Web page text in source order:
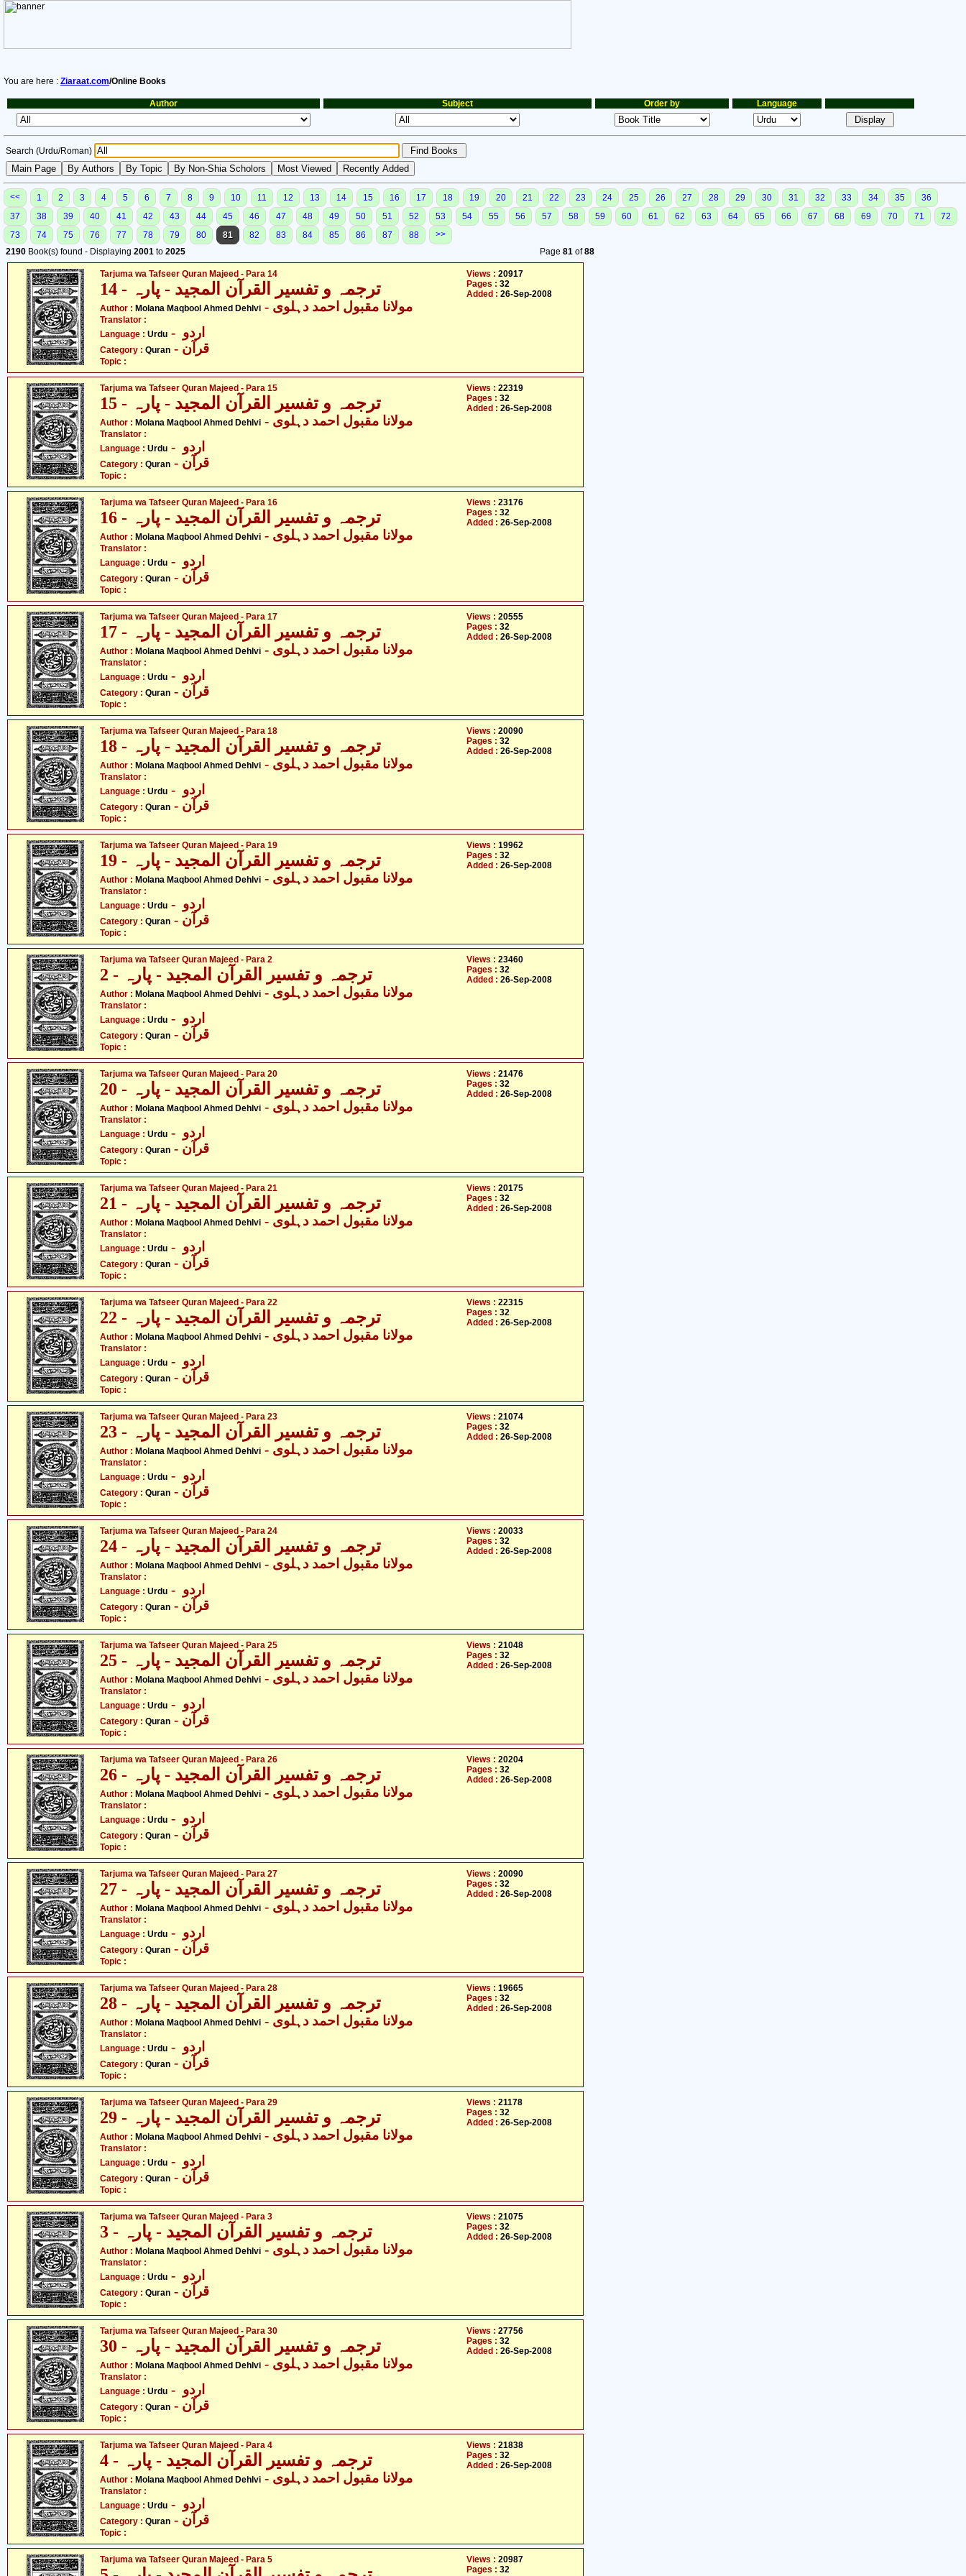
You are here : Ziaraat.com/Online Books
Author Subject Order by Language
Search (Urdu/Roman)
<< 1 2 3 4 5 6 7 8 9 10 11 12 13 14 15 16 17 18 19 20 21 22 23 24 25 26 27 28 29 30 31 32 33 34 35
36
37
38 39 40 41 42 43 44 45 46 47 48 49 50 51 52 53 54 55 56 57 58 59 60 61 62 63 64 65 66 67 68 69 70 71
72
73
74 75 76 77 78 79 80 81 82 83 84 85 86 87 88
>>
2190 Book(s) found - Displaying 2001 to 2025 Page 81of88
Tarjuma wa Tafseer Quran Majeed - Para 14
ترجمہ و تفسیر القرآن المجید - پارہ - 14
Author : Molana Maqbool Ahmed Dehlvi - مولانا مقبول احمد دہلوی
Translator :
Language : Urdu
Category : Quran - قرآن
Topic :
Views : 20917
Pages : 32
Added : 26-Sep-2008
Tarjuma wa Tafseer Quran Majeed - Para 15
ترجمہ و تفسیر القرآن المجید - پارہ - 15
Author : Molana Maqbool Ahmed Dehlvi - مولانا مقبول احمد دہلوی
Translator :
Language : Urdu
Category : Quran - قرآن
Topic :
Views : 22319
Pages : 32
Added : 26-Sep-2008
Tarjuma wa Tafseer Quran Majeed - Para 16
ترجمہ و تفسیر القرآن المجید - پارہ - 16
Author : Molana Maqbool Ahmed Dehlvi - مولانا مقبول احمد دہلوی
Translator :
Language : Urdu
Category : Quran - قرآن
Topic :
Views : 23176
Pages : 32
Added : 26-Sep-2008
Tarjuma wa Tafseer Quran Majeed - Para 17
ترجمہ و تفسیر القرآن المجید - پارہ - 17
Author : Molana Maqbool Ahmed Dehlvi - مولانا مقبول احمد دہلوی
Translator :
Language : Urdu
Category : Quran - قرآن
Topic :
Views : 20555
Pages : 32
Added : 26-Sep-2008
Tarjuma wa Tafseer Quran Majeed - Para 18
ترجمہ و تفسیر القرآن المجید - پارہ - 18
Author : Molana Maqbool Ahmed Dehlvi - مولانا مقبول احمد دہلوی
Translator :
Language : Urdu
Category : Quran - قرآن
Topic :
Views : 20090
Pages : 32
Added : 26-Sep-2008
Tarjuma wa Tafseer Quran Majeed - Para 19
ترجمہ و تفسیر القرآن المجید - پارہ - 19
Author : Molana Maqbool Ahmed Dehlvi - مولانا مقبول احمد دہلوی
Translator :
Language : Urdu
Category : Quran - قرآن
Topic :
Views : 19962
Pages : 32
Added : 26-Sep-2008
Tarjuma wa Tafseer Quran Majeed - Para 2
ترجمہ و تفسیر القرآن المجید - پارہ - 2
Author : Molana Maqbool Ahmed Dehlvi - مولانا مقبول احمد دہلوی
Translator :
Language : Urdu
Category : Quran - قرآن
Topic :
Views : 23460
Pages : 32
Added : 26-Sep-2008
Tarjuma wa Tafseer Quran Majeed - Para 20
ترجمہ و تفسیر القرآن المجید - پارہ - 20
Author : Molana Maqbool Ahmed Dehlvi - مولانا مقبول احمد دہلوی
Translator :
Language : Urdu
Category : Quran - قرآن
Topic :
Views : 21476
Pages : 32
Added : 26-Sep-2008
Tarjuma wa Tafseer Quran Majeed - Para 21
ترجمہ و تفسیر القرآن المجید - پارہ - 21
Author : Molana Maqbool Ahmed Dehlvi - مولانا مقبول احمد دہلوی
Translator :
Language : Urdu
Category : Quran - قرآن
Topic :
Views : 20175
Pages : 32
Added : 26-Sep-2008
Tarjuma wa Tafseer Quran Majeed - Para 22
ترجمہ و تفسیر القرآن المجید - پارہ - 22
Author : Molana Maqbool Ahmed Dehlvi - مولانا مقبول احمد دہلوی
Translator :
Language : Urdu
Category : Quran - قرآن
Topic :
Views : 22315
Pages : 32
Added : 26-Sep-2008
Tarjuma wa Tafseer Quran Majeed - Para 23
ترجمہ و تفسیر القرآن المجید - پارہ - 23
Author : Molana Maqbool Ahmed Dehlvi - مولانا مقبول احمد دہلوی
Translator :
Language : Urdu
Category : Quran - قرآن
Topic :
Views : 21074
Pages : 32
Added : 26-Sep-2008
Tarjuma wa Tafseer Quran Majeed - Para 24
ترجمہ و تفسیر القرآن المجید - پارہ - 24
Author : Molana Maqbool Ahmed Dehlvi - مولانا مقبول احمد دہلوی
Translator :
Language : Urdu
Category : Quran - قرآن
Topic :
Views : 20033
Pages : 32
Added : 26-Sep-2008
Tarjuma wa Tafseer Quran Majeed - Para 25
ترجمہ و تفسیر القرآن المجید - پارہ - 25
Author : Molana Maqbool Ahmed Dehlvi - مولانا مقبول احمد دہلوی
Translator :
Language : Urdu
Category : Quran - قرآن
Topic :
Views : 21048
Pages : 32
Added : 26-Sep-2008
Tarjuma wa Tafseer Quran Majeed - Para 26
ترجمہ و تفسیر القرآن المجید - پارہ - 26
Author : Molana Maqbool Ahmed Dehlvi - مولانا مقبول احمد دہلوی
Translator :
Language : Urdu
Category : Quran - قرآن
Topic :
Views : 20204
Pages : 32
Added : 26-Sep-2008
Tarjuma wa Tafseer Quran Majeed - Para 27
ترجمہ و تفسیر القرآن المجید - پارہ - 27
Author : Molana Maqbool Ahmed Dehlvi - مولانا مقبول احمد دہلوی
Translator :
Language : Urdu
Category : Quran - قرآن
Topic :
Views : 20090
Pages : 32
Added : 26-Sep-2008
Tarjuma wa Tafseer Quran Majeed - Para 28
ترجمہ و تفسیر القرآن المجید - پارہ - 28
Author : Molana Maqbool Ahmed Dehlvi - مولانا مقبول احمد دہلوی
Translator :
Language : Urdu
Category : Quran - قرآن
Topic :
Views : 19665
Pages : 32
Added : 26-Sep-2008
Tarjuma wa Tafseer Quran Majeed - Para 29
ترجمہ و تفسیر القرآن المجید - پارہ - 29
Author : Molana Maqbool Ahmed Dehlvi - مولانا مقبول احمد دہلوی
Translator :
Language : Urdu
Category : Quran - قرآن
Topic :
Views : 21178
Pages : 32
Added : 26-Sep-2008
Tarjuma wa Tafseer Quran Majeed - Para 3
ترجمہ و تفسیر القرآن المجید - پارہ - 3
Author : Molana Maqbool Ahmed Dehlvi - مولانا مقبول احمد دہلوی
Translator :
Language : Urdu
Category : Quran - قرآن
Topic :
Views : 21075
Pages : 32
Added : 26-Sep-2008
Tarjuma wa Tafseer Quran Majeed - Para 30
ترجمہ و تفسیر القرآن المجید - پارہ - 30
Author : Molana Maqbool Ahmed Dehlvi - مولانا مقبول احمد دہلوی
Translator :
Language : Urdu
Category : Quran - قرآن
Topic :
Views : 27756
Pages : 32
Added : 26-Sep-2008
Tarjuma wa Tafseer Quran Majeed - Para 4
ترجمہ و تفسیر القرآن المجید - پارہ - 4
Author : Molana Maqbool Ahmed Dehlvi - مولانا مقبول احمد دہلوی
Translator :
Language : Urdu
Category : Quran - قرآن
Topic :
Views : 21838
Pages : 32
Added : 26-Sep-2008
Tarjuma wa Tafseer Quran Majeed - Para 5 Views : 20987
Pages : 32